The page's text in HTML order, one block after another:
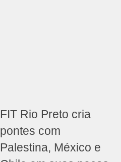
FIT Rio Preto cria
pontes com
Palestina, México e